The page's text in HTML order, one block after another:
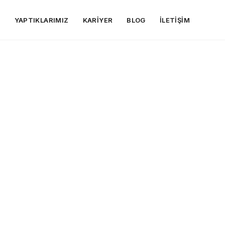
YAPTIKLARIMIZ KARIYER BLOG İLETIŞIM